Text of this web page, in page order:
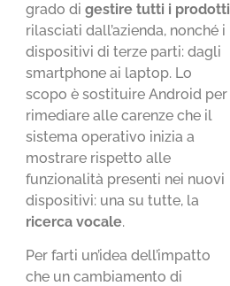
grado digestire tutti i prodotti
rilasciati dall’azienda, nonché i
dispositivi di terze parti: dagli
smartphone ai laptop. Lo
scopo è sostituire Android per
rimediare alle carenze che il
sistema operativo inizia a
mostrare rispetto alle
funzionalità presenti nei nuovi
dispositivi: una su tutte, la
ricerca vocale.
Per farti un’idea dell’impatto
che un cambiamento di